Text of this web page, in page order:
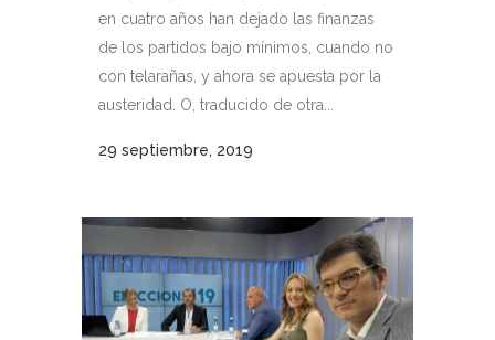
en cuatro años han dejado las finanzas
de los partidos bajo mínimos, cuando no
con telarañas, y ahora se apuesta por la
austeridad. O, traducido de otra...
29 septiembre, 2019